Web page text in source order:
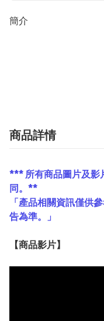
簡介
商品詳情
*** 所有商品圖片及影
同。**
「產品相關資訊僅供
告為準。」
【商品影片】